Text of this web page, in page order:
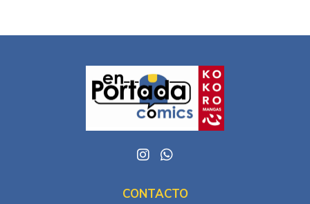
CONTACTO